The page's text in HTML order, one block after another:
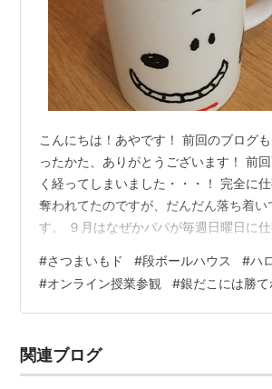
こんにちは！あやです！ 前回のブログ
ったかた、ありがとうございます！ 前
く経ってしまいました・・・！ 完全に
奪われてたのですが、だんだん落ち着い
す。 ９月はなぜかパパが毎週日曜日に
していたんです。（シルバーウィークも
ろん仕事をしているパパが大変なのはわ
毎週毎週日曜日に子供たちと１日過ご
が全然違うのですよ。 仕事の忙しさも相
余裕のない９月でございま…
#さつまいもド #段ボールハウス #ハ
#オンライン授業参観 #銀だこには勝て
関連ブログ